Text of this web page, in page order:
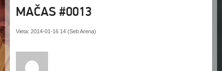
MAČAS #0013
Vieta: 2014-01-16 14 (Seb Arena)